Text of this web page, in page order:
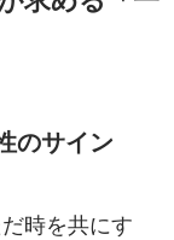
のサイン
時を共にす